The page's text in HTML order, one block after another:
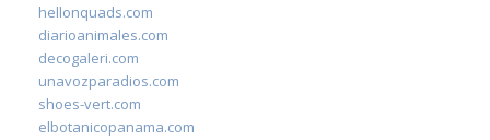
hellonquads.com
diarioanimales.com
decogaleri.com
unavozparadios.com
shoes-vert.com
elbotanicopanama.com